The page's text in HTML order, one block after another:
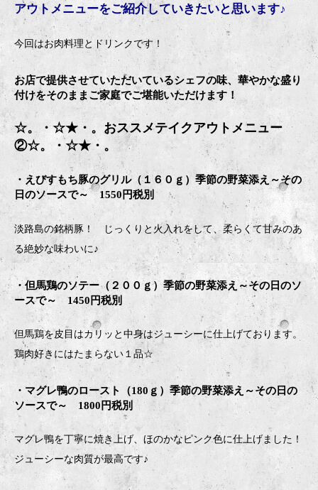
アウトメニューをご紹介していきたいと思います♪
今回はお肉料理とドリンクです！
お店で提供させていただいているシェフの味、華やかな盛り
付けをそのままご家庭でご堪能いただけます！
☆。・☆★・。おススメテイクアウトメニュー
②☆。・☆★・。
・えびすもち豚のグリル（１６０ｇ）季節の野菜添え～その
日のソースで～ 1550円税別
淡路島の銘柄豚！ じっくりと火入れをして、柔らくて甘みのあ
る絶妙な味わいに♪
・但馬鶏のソテー（２００ｇ）季節の野菜添え～その日のソ
ースで～ 1450円税別
但馬鶏を皮目はカリッと中身はジューシーに仕上げております。
鶏肉好きにはたまらない１品☆
・マグレ鴨のロースト（180ｇ）季節の野菜添え～その日の
ソースで～ 1800円税別
マグレ鴨を丁寧に焼き上げ、ほのかなピンク色に仕上げました！
ジューシーな肉質が最高です♪